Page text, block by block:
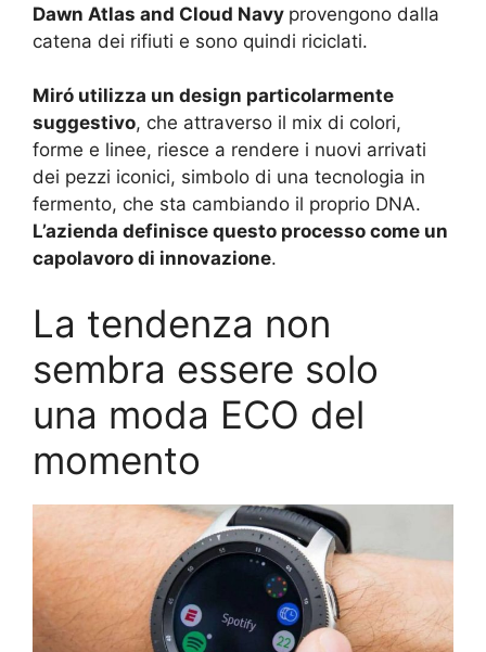
Dawn Atlas and Cloud Navy provengono dalla
catena dei rifiuti e sono quindi riciclati.
Miró utilizza un design particolarmente
suggestivo, che attraverso il mix di colori,
forme e linee, riesce a rendere i nuovi arrivati
dei pezzi iconici, simbolo di una tecnologia in
fermento, che sta cambiando il proprio DNA.
L’azienda definisce questo processo come un
capolavoro di innovazione.
La tendenza non
sembra essere solo
una moda ECO del
momento